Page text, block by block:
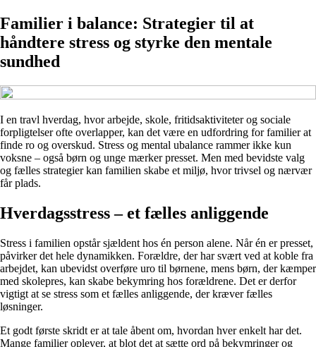
Familier i balance: Strategier til at
håndtere stress og styrke den mentale
sundhed
I en travl hverdag, hvor arbejde, skole, fritidsaktiviteter og sociale
forpligtelser ofte overlapper, kan det være en udfordring for familier at
finde ro og overskud. Stress og mental ubalance rammer ikke kun
voksne – også børn og unge mærker presset. Men med bevidste valg
og fælles strategier kan familien skabe et miljø, hvor trivsel og nærvær
får plads.
Hverdagsstress – et fælles anliggende
Stress i familien opstår sjældent hos én person alene. Når én er presset,
påvirker det hele dynamikken. Forældre, der har svært ved at koble fra
arbejdet, kan ubevidst overføre uro til børnene, mens børn, der kæmper
med skolepres, kan skabe bekymring hos forældrene. Det er derfor
vigtigt at se stress som et fælles anliggende, der kræver fælles
løsninger.
Et godt første skridt er at tale åbent om, hvordan hver enkelt har det.
Mange familier oplever, at blot det at sætte ord på bekymringer og